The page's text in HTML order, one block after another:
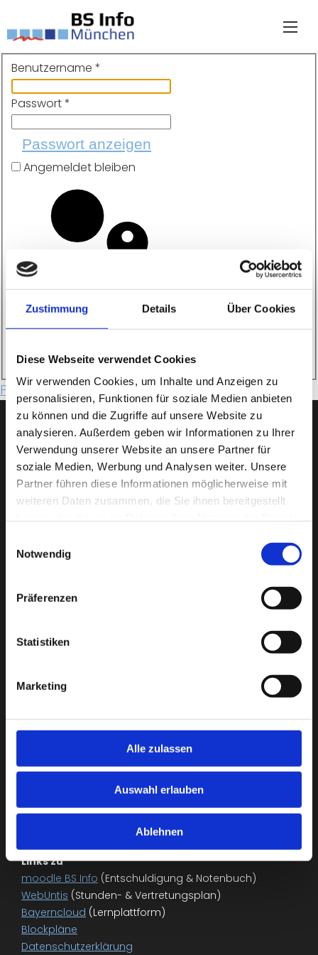
Zustimmung Details Über Cookies
Diese Webseite verwendet Cookies
Wir verwenden Cookies, um Inhalte und Anzeigen zu
personalisieren, Funktionen für soziale Medien anbieten
zu können und die Zugriffe auf unsere Website zu
analysieren. Außerdem geben wir Informationen zu Ihrer
Verwendung unserer Website an unsere Partner für
soziale Medien, Werbung und Analysen weiter. Unsere
Partner führen diese Informationen möglicherweise mit
weiteren Daten zusammen, die Sie ihnen bereitgestellt
Notwendig
Präferenzen
Statistiken
Marketing
Alle zulassen
Auswahl erlauben
Ablehnen
Benutzername *
Passwort*
Passwort anzeigen
Angemeldet bleiben
Passkey verwenden
Anmelden
Passwort vergessen? Benutzername vergessen?
Städt. Berufsschule für Informationstechnik
Tel. +49 (0)89 233-85200
Anmeldung zur BS Info
Für die Anmeldung einer neuen Auszubildenden bzw.
eines neuen Auszubildenden an der Städtischen
Berufsschule für Informationstechnik steht Ihnen ein
Links zu
moodle BS Info (Entschuldigung & Notenbuch)
WebUntis (Stunden- & Vertretungsplan)
Bayerncloud (Lernplattform)
Blockpläne
Datenschutzerklärung